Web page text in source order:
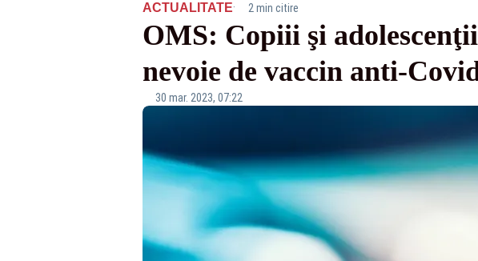
ACTUALITATE· 2 min citire
OMS: Copiii şi
nevoie de vaccin anti-
30 mar. 2023, 07:22